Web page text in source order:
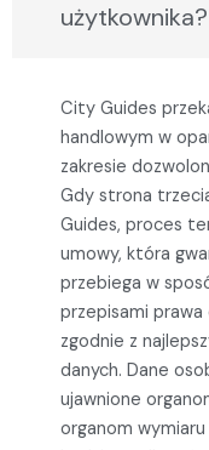
użytkownika?
City Guides
handlowym w
zakresie
Gdy strona
Guides, proces
umowy, która
przebiega w
przepisami
zgodnie z
danych. Dane
ujawnione
organom